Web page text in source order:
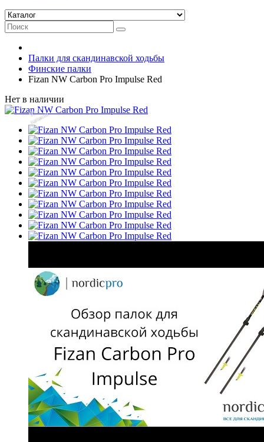
Палки для скандинавской ходьбы
Финские палки
Fizan NW Carbon Pro Impulse Red
Нет
в
на
л
и
ч
и
и
Нет в наличии